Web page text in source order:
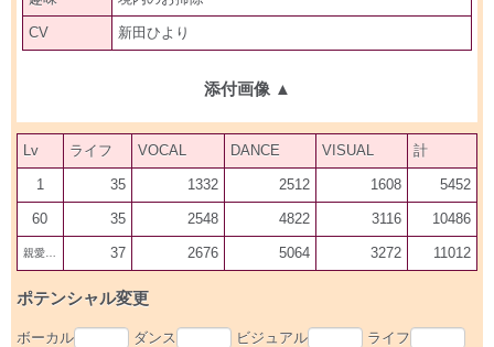
CV 新田ひより
添付画像 ▲
Lv ライフ VOCAL DANCE VISUAL 計
1 35 1332 2512 1608 5452
60 35 2548 4822 3116 10486
親愛100 37 2676 5064 3272 11012
ポテンシャル変更
ボーカル ダンス ビジュアル ライフ